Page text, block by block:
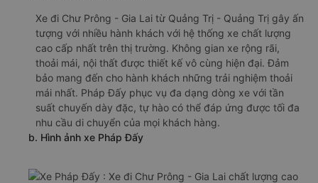
Xe đi Chư Prông - Gia Lai từ Quảng Trị - Quảng Trị gây ấn
tượng với nhiều hành khách với hệ thống xe chất lượng
cao cấp nhất trên thị trường. Không gian xe rộng rãi,
thoải mái, nội thất được thiết kế vô cùng hiện đại. Đảm
bảo mang đến cho hành khách những trải nghiệm thoải
mái nhất. Pháp Đấy phục vụ đa dạng dòng xe với tần
suất chuyến dày đặc, tự hào có thể đáp ứng được tối đa
nhu cầu di chuyển của mọi khách hàng.
b. Hình ảnh xe Pháp Đấy